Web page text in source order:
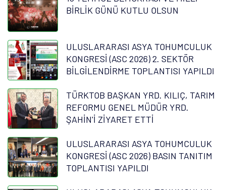
BİRLİK GÜNÜ KUTLU OLSUN
ULUSLARARASI ASYA TOHUMCULUK
KONGRESİ (ASC 2026) 2. SEKTÖR
BİLGİLENDİRME TOPLANTISI YAPILDI
TÜRKTOB BAŞKAN YRD. KILIÇ, TARIM
REFORMU GENEL MÜDÜR YRD.
ŞAHİN'İ ZİYARET ETTİ
ULUSLARARASI ASYA TOHUMCULUK
KONGRESİ (ASC 2026) BASIN TANITIM
TOPLANTISI YAPILDI